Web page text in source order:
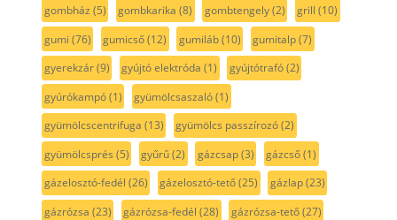
gombház (5) gombkarika (8) gombtengely(2) grill (10)
gumi (76) gumicső(12) gumiláb(10) gumitalp(7)
gyerekzár(9) gyújtó elektróda (1) gyújtótrafó(2)
gyúrókampó(1) gyümölcsaszaló(1)
gyümölcscentrifuga (13) gyümölcs passzírozó(2)
gyümölcsprés (5) gyűrű(2) gázcsap(3) gázcső(1)
gázelosztó-fedél (26) gázelosztó-tető(25) gázlap(23)
gázrózsa (23) gázrózsa-fedél (28) gázrózsa-tető(27)